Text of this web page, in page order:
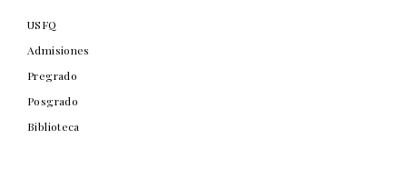
USFQ
Admisiones
Pregrado
Posgrado
Biblioteca